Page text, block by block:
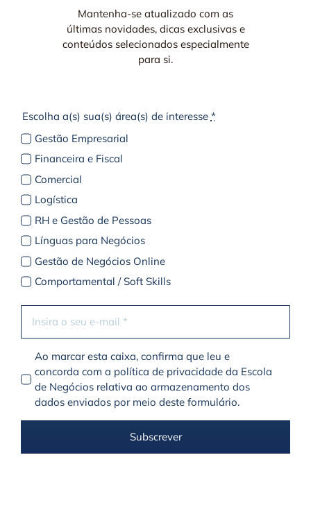
Mantenha-se atualizado com as
últimas novidades, dicas exclusivas e
conteúdos selecionados especialmente
para si.
Escolha a(s) sua(s) área(s) de interesse *
Gestão Empresarial
Financeira e Fiscal
Comercial
Logística
RH e Gestão de Pessoas
Línguas para Negócios
Gestão de Negócios Online
Comportamental / Soft Skills
Ao marcar esta caixa, confirma que leu e
concorda com a política de privacidade da Escola
de Negócios relativa ao armazenamento dos
dados enviados por meio deste formulário.
Subscrever